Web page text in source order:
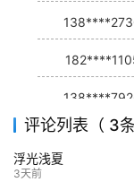
评论列表（ 3条
浮光浅夏
3天前